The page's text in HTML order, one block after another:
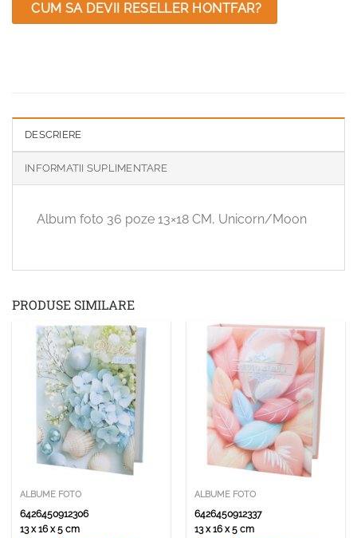
CUM SA DEVII RESELLER HONTFAR?
DESCRIERE
INFORMATII SUPLIMENTARE
Album foto 36 poze 13×18 CM, Unicorn/Moon
PRODUSE SIMILARE
ALBUME FOTO
6426450912306
13 x 16 x 5 cm
ALBUME FOTO
6426450912337
13 x 16 x 5 cm